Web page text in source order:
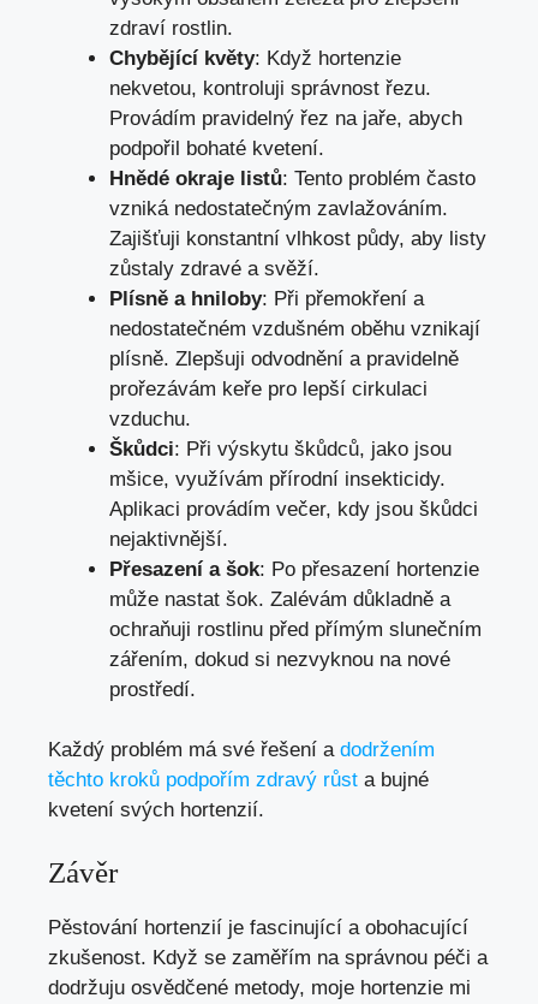
zdraví rostlin.
Chybějící květy: Když hortenzie
nekvetou, kontroluji správnost řezu.
Provádím pravidelný řez na jaře, abych
podpořil bohaté kvetení.
Hnědé okraje listů: Tento problém často
vzniká nedostatečným zavlažováním.
Zajišťuji konstantní vlhkost půdy, aby listy
zůstaly zdravé a svěží.
Plísně a hniloby: Při přemokření a
nedostatečném vzdušném oběhu vznikají
plísně. Zlepšuji odvodnění a pravidelně
prořezávám keře pro lepší cirkulaci
vzduchu.
Škůdci: Při výskytu škůdců, jako jsou
mšice, využívám přírodní insekticidy.
Aplikaci provádím večer, kdy jsou škůdci
nejaktivnější.
Přesazení a šok: Po přesazení hortenzie
může nastat šok. Zalévám důkladně a
ochraňuji rostlinu před přímým slunečním
zářením, dokud si nezvyknou na nové
prostředí.
Každý problém má své řešení a dodržením
těchto kroků podpořím zdravý růst a bujné
kvetení svých hortenzií.
Závěr
Pěstování hortenzií je fascinující a obohacující
zkušenost. Když se zaměřím na správnou péči a
dodržuju osvědčené metody, moje hortenzie mi